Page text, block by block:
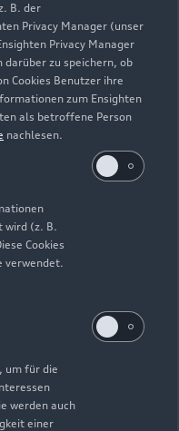
B. der
Privacy Manager (unser
Privacy Manager
zu speichern, ob
Cookies Benutzer ihre
zum Ensighten
als betroffene Person
nachlesen.
wird (z. B.
Cookies
verwendet.
um für die
werden auch
einer